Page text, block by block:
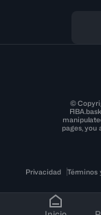
©
pages, you
Privacidad Términos